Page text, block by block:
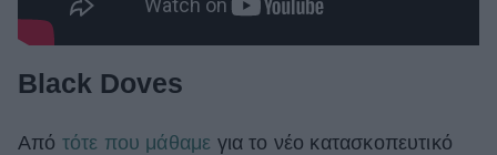
Black Doves
Από τότε που μάθαμε για το νέο κατασκοπευτικό